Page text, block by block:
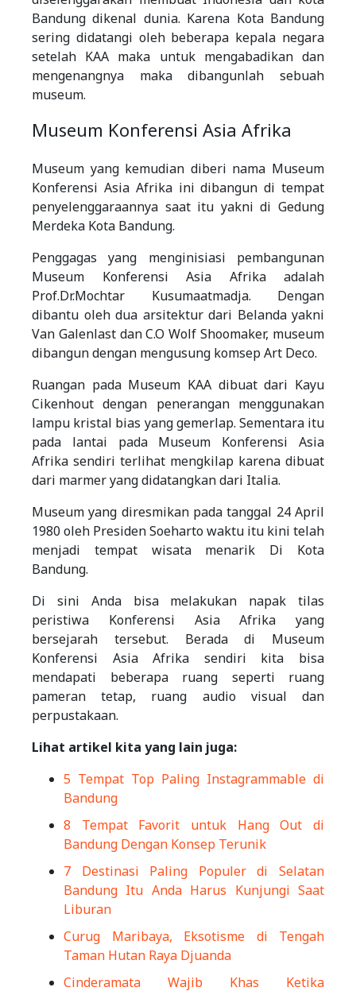
Bandung dikenal dunia. Karena Kota Bandung
sering didatangi oleh beberapa kepala negara
setelah KAA maka untuk mengabadikan dan
mengenangnya maka dibangunlah sebuah
museum.
Museum Konferensi Asia Afrika
Museum yang kemudian diberi nama Museum
Konferensi Asia Afrika ini dibangun di tempat
penyelenggaraannya saat itu yakni di Gedung
Merdeka Kota Bandung.
Penggagas yang menginisiasi pembangunan
Museum Konferensi Asia Afrika adalah
Prof.Dr.Mochtar Kusumaatmadja. Dengan
dibantu oleh dua arsitektur dari Belanda yakni
Van Galenlast dan C.O Wolf Shoomaker, museum
dibangun dengan mengusung komsep Art Deco.
Ruangan pada Museum KAA dibuat dari Kayu
Cikenhout dengan penerangan menggunakan
lampu kristal bias yang gemerlap. Sementara itu
pada lantai pada Museum Konferensi Asia
Afrika sendiri terlihat mengkilap karena dibuat
dari marmer yang didatangkan dari Italia.
Museum yang diresmikan pada tanggal 24 April
1980 oleh Presiden Soeharto waktu itu kini telah
menjadi tempat wisata menarik Di Kota
Bandung.
Di sini Anda bisa melakukan napak tilas
peristiwa Konferensi Asia Afrika yang
bersejarah tersebut. Berada di Museum
Konferensi Asia Afrika sendiri kita bisa
mendapati beberapa ruang seperti ruang
pameran tetap, ruang audio visual dan
perpustakaan.
Lihat artikel kita yang lain juga:
5 Tempat Top Paling Instagrammable di
Bandung
8 Tempat Favorit untuk Hang Out di
Bandung Dengan Konsep Terunik
7 Destinasi Paling Populer di Selatan
Bandung Itu Anda Harus Kunjungi Saat
Liburan
Curug Maribaya, Eksotisme di Tengah
Taman Hutan Raya Djuanda
Cinderamata Wajib Khas Ketika